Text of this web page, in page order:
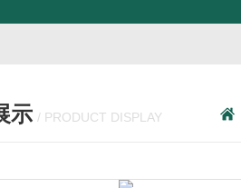
示 / PRODUCT DISPLAY